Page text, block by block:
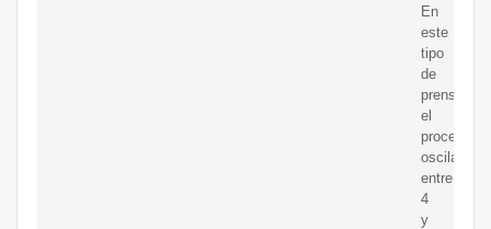
En
este
tipo
de
prensado,
el
proceso
oscila
entre
4
y